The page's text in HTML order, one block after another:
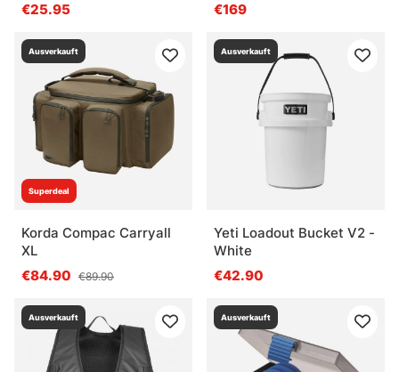
€25.95
€169
Superdeal
Ausverkauft
Korda Compac Carryall
XL
€84.90 €89.90
Ausverkauft
Yeti Loadout Bucket V2 -
White
€42.90
Ausverkauft Ausverkauft